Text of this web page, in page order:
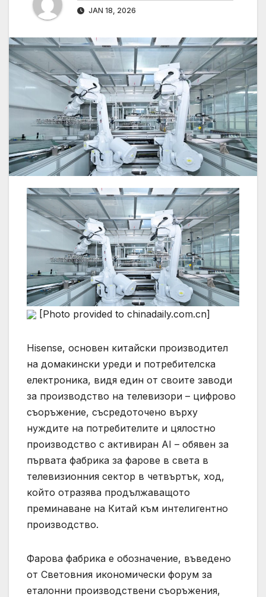
JAN 18, 2026
[Photo provided to chinadaily.com.cn]
Hisense, основен китайски производител
на домакински уреди и потребителска
електроника, видя един от своите заводи
за производство на телевизори – цифрово
съоръжение, съсредоточено върху
нуждите на потребителите и цялостно
производство с активиран AI – обявен за
първата фабрика за фарове в света в
телевизионния сектор в четвъртък, ход,
който отразява продължаващото
преминаване на Китай към интелигентно
производство.
Фарова фабрика е обозначение, въведено
от Световния икономически форум за
еталонни производствени съоръжения,